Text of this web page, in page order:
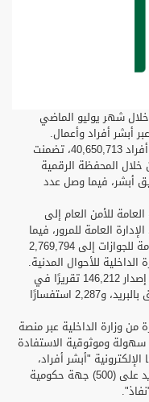
خلال شهر يوليو الماضي
وبلغت العمليات المنفذة من خلال منصة أبشر أفراد 40,650,713، تضمنت
من خلال المحفظة الرقمية
أبشر، فيما وصل عدد
للأمن العام إلى
3,586,290 عملية في الإدارة العامة للمرور، فيما
وصل عدد العمليات المنفذة في المديرية العامة للجوازات إلى 2,769,794
وعبر الخدمات العامة في منصة أبشر أفراد تم إصدار 146,212 تقريرًا في
خدمة تقارير أبشر، و3,591 طلبًا لتوصيل الوثائق بالبريد، و2,287 استفسارًا
من وزارة الداخلية عبر منصة
لها بكل سهولة وموثوقية الاستفادة
"أبشر أفراد،
وأبشر أعمال، وأبشر حكومة"، والوصول لما يزيد على (500) جهة حكومية